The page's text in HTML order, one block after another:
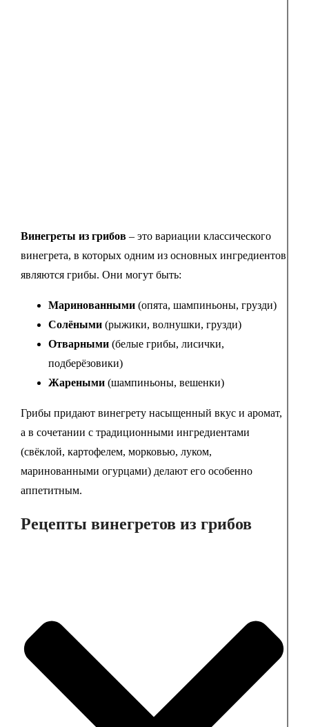
Винегреты из грибов– это вариации классического
винегрета, в которых одним из основных ингредиентов
являются грибы. Они могут быть:
Маринованными(опята, шампиньоны, грузди)
Солёными(рыжики, волнушки, грузди)
Отварными(белые грибы, лисички,
подберёзовики)
Жареными(шампиньоны, вешенки)
Грибы придают винегрету насыщенный вкус и аромат,
а в сочетании с традиционными ингредиентами
(свёклой, картофелем, морковью, луком,
маринованными огурцами) делают его особенно
аппетитным.
Рецепты винегретов из грибов